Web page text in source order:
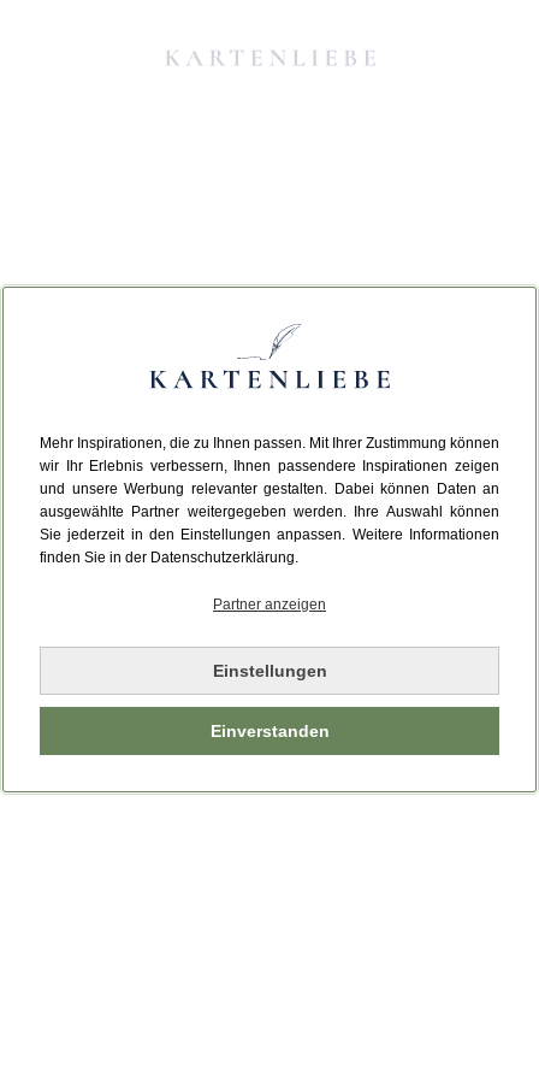
Mehr Inspirationen, die zu Ihnen passen. Mit Ihrer Zustimmung können
wir Ihr Erlebnis verbessern, Ihnen passendere Inspirationen zeigen
und unsere Werbung relevanter gestalten. Dabei können Daten an
ausgewählte Partner weitergegeben werden. Ihre Auswahl können
Sie jederzeit in den Einstellungen anpassen. Weitere Informationen
finden Sie in der Datenschutzerklärung.
Partner anzeigen
Einstellungen
Einverstanden
Da ist etwas schiefgelaufen.
Leider ist ein technischer Fehler aufgetreten.
Bitte laden Sie die Seite neu.